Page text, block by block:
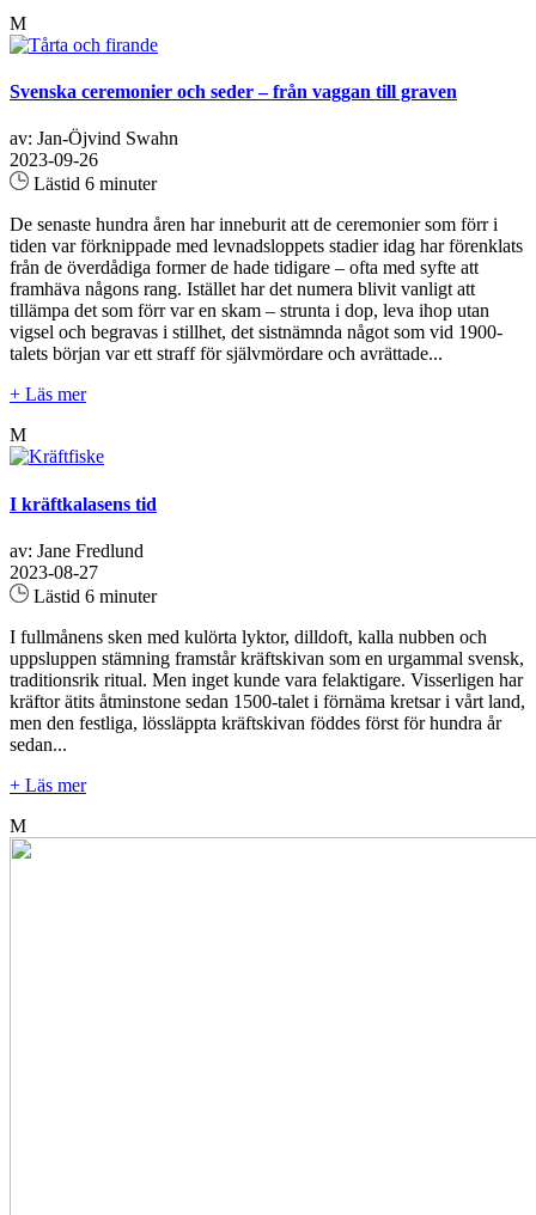
M
Svenska ceremonier och seder – från vaggan till graven
av: Jan-Öjvind Swahn
2023-09-26
Lästid 6 minuter
De senaste hundra åren har inneburit att de ceremonier som förr i
tiden var förknippade med levnadsloppets stadier idag har förenklats
från de överdådiga former de hade tidigare – ofta med syfte att
framhäva någons rang. Istället har det numera blivit vanligt att
tillämpa det som förr var en skam – strunta i dop, leva ihop utan
vigsel och begravas i stillhet, det sistnämnda något som vid 1900-
talets början var ett straff för självmördare och avrättade...
+ Läs mer
M
I kräftkalasens tid
av: Jane Fredlund
2023-08-27
Lästid 6 minuter
I fullmånens sken med kulörta lyktor, dilldoft, kalla nubben och
uppsluppen stämning framstår kräftskivan som en urgammal svensk,
traditionsrik ritual. Men inget kunde vara felaktigare. Visserligen har
kräftor ätits åtminstone sedan 1500-talet i förnäma kretsar i vårt land,
men den festliga, lössläppta kräftskivan föddes först för hundra år
sedan...
+ Läs mer
M